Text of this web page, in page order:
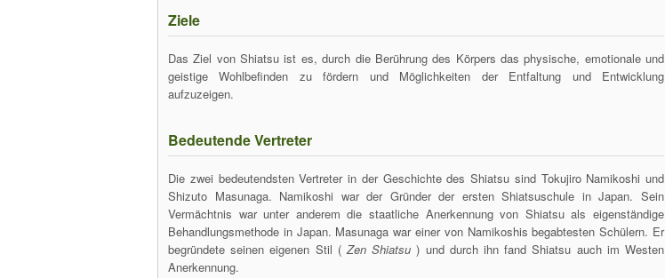
Ziele
Das Ziel von Shiatsu ist es, durch die Berührung des Körpers das physische, emotionale und
geistige Wohlbefinden zu fördern und Möglichkeiten der Entfaltung und Entwicklung
aufzuzeigen.
Bedeutende Vertreter
Die zwei bedeutendsten Vertreter in der Geschichte des Shiatsu sind Tokujiro Namikoshi und
Shizuto Masunaga. Namikoshi war der Gründer der ersten Shiatsuschule in Japan. Sein
Vermächtnis war unter anderem die staatliche Anerkennung von Shiatsu als eigenständige
Behandlungsmethode in Japan. Masunaga war einer von Namikoshis begabtesten Schülern. Er
begründete seinen eigenen Stil (Zen Shiatsu) und durch ihn fand Shiatsu auch im Westen
Anerkennung.